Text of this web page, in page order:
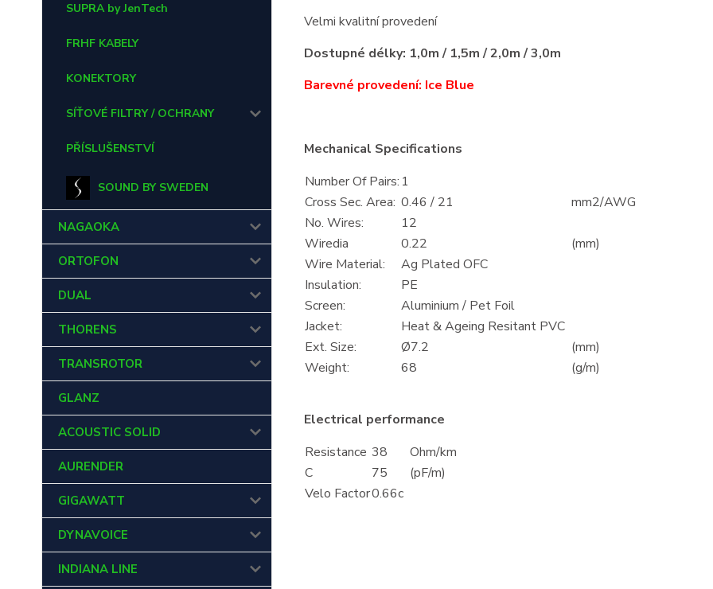
SUPRA by JenTech
FRHF KABELY
KONEKTORY
SÍŤOVÉ FILTRY / OCHRANY
PŘÍSLUŠENSTVÍ
SOUND BY SWEDEN
NAGAOKA
ORTOFON
DUAL
THORENS
TRANSROTOR
GLANZ
ACOUSTIC SOLID
AURENDER
GIGAWATT
DYNAVOICE
INDIANA LINE
Velmi kvalitní provedení
Dostupné délky: 1,0m / 1,5m / 2,0m / 3,0m
Barevné provedení: Ice Blue
Mechanical Specifications
Number Of Pairs: 1
Cross Sec. Area: 0.46 / 21
mm2/AWG
No. Wires:
12
Wiredia
0.22
(mm)
Wire Material:
Ag Plated OFC
Insulation:
PE
Screen:
Aluminium / Pet Foil
Jacket:
Heat & Ageing Resitant PVC
Ext. Size:
Ø7.2
(mm)
Weight:
68 (g/m)
Electrical performance
Resistance 38
Ohm/km
C
75
(pF/m)
Velo Factor0.66c